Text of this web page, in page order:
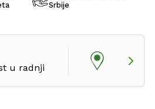
Srbije
u radnji